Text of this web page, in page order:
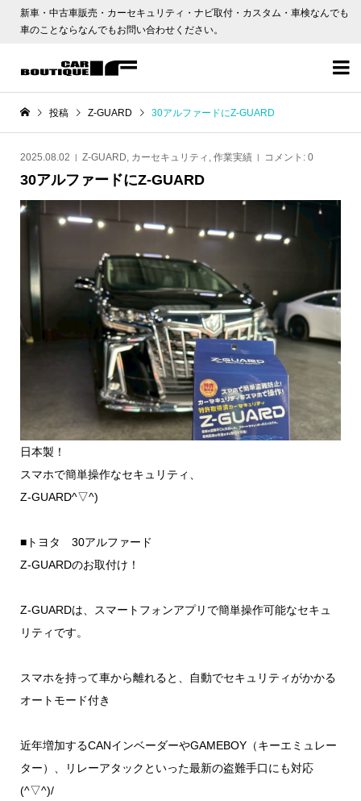
新車・中古車販売・カーセキュリティ・ナビ取付・カスタム・車検なんでも
車のことならなんでもお問い合わせください。

投稿 Z-GUARD 30アルファードにZ-GUARD
2025.08.02 Z-GUARD, カーセキュリティ , 作業実績 コメント: 0
30アルファードにZ-GUARD
日本製！
スマホで簡単操作なセキュリティ、
Z-GUARD^▽^)
■トヨタ 30アルファード
Z-GUARDのお取付け！
Z-GUARDは、スマートフォンアプリで簡単操作可能なセキュ
リティです。
スマホを持って車から離れると、自動でセキュリティがかかる
オートモード付き
近年増加するCANインベーダーやGAMEBOY（キーエミュレー
ター）、リレーアタックといった最新の盗難手口にも対応
(^▽^)/